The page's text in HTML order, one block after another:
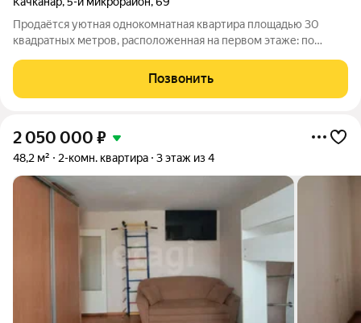
Продаётся уютная однокомнатная квартира площадью 30
квадратных метров, расположенная на первом этаже: по
вариант отлично подойдёт тем, кто ценит спокойствие и
уединённость жилого пространства.
Позвонить
2 050 000 ₽
48,2 м² 2-комн. квартира 3 этаж из 4